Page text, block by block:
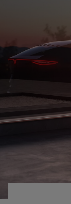
ΤΟ ΝΈΟ
το δρόμο.
Δείτε